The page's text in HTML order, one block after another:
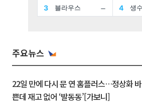
주요뉴스
22일 만에 다시 문 연 홈플러스…정상화 바
쁜데 재고 없어 ‘발동동’[가보니]